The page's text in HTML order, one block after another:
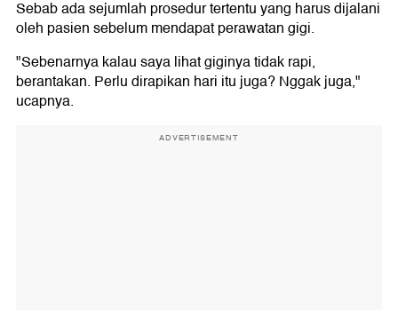
Sebab ada sejumlah prosedur tertentu yang harus dijalani
oleh pasien sebelum mendapat perawatan gigi.
"Sebenarnya kalau saya lihat giginya tidak rapi,
berantakan. Perlu dirapikan hari itu juga? Nggak juga,"
ucapnya.
ADVERTISEMENT